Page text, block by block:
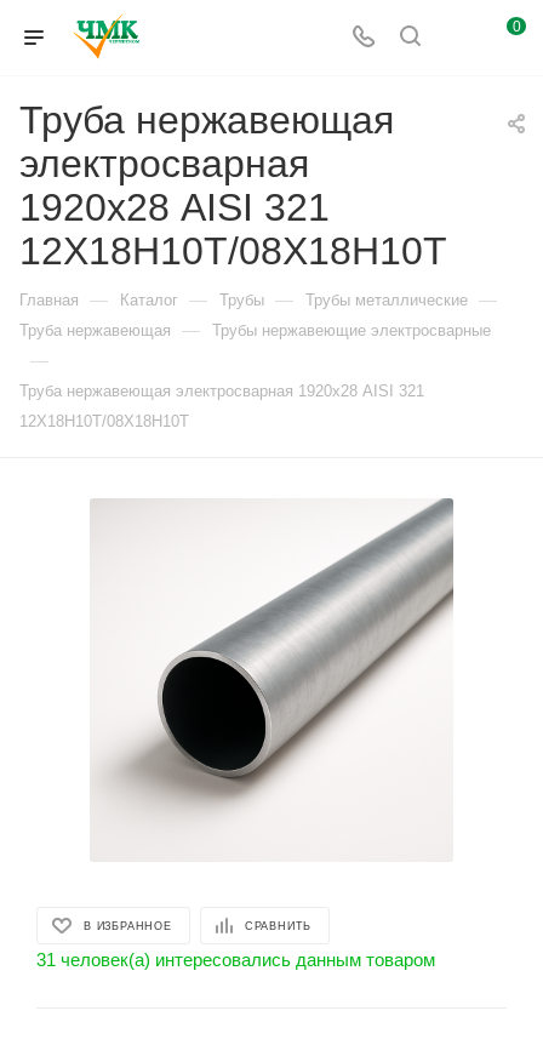
0
Труба нержавеющая
электросварная
1920х28 AISI 321
12Х18Н10Т/08Х18Н10Т
Главная — Каталог — Трубы — Трубы металлические —
Труба нержавеющая — Трубы нержавеющие электросварные
—
Труба нержавеющая электросварная 1920х28 AISI 321
12Х18Н10Т/08Х18Н10Т
В ИЗБРАННОЕ СРАВНИТЬ
31 человек(а) интересовались данным товаром